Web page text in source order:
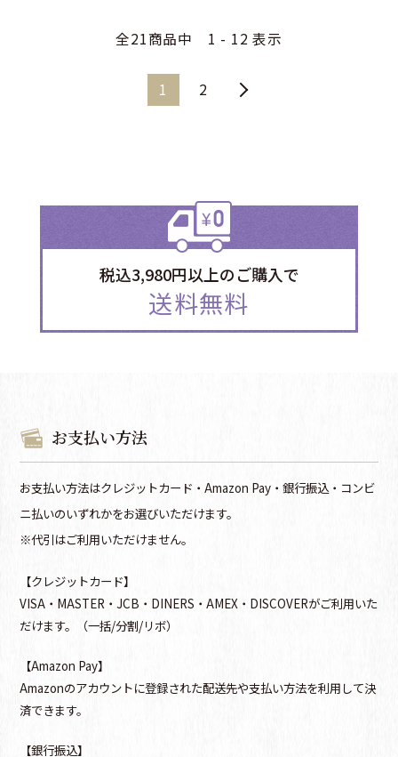
全21商品中 1 - 12 表示
1 2
税込3,980円以上のご購入で
送料無料
お支払い方法
お支払い方法はクレジットカード・Amazon Pay・銀行振込・コンビ
ニ払いのいずれかをお選びいただけます。
※代引はご利用いただけません。
【クレジットカード】
VISA・MASTER・JCB・DINERS・AMEX・DISCOVERがご利用いた
だけます。（一括/分割/リボ）
【Amazon Pay】
Amazonのアカウントに登録された配送先や支払い方法を利用して決
済できます。
【銀行振込】